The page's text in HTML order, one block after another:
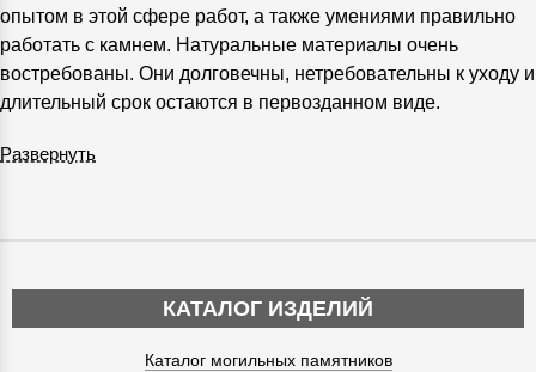
опытом в этой сфере работ, а также умениями правильно
работать с камнем. Натуральные материалы очень
востребованы. Они долговечны, нетребовательны к уходу и
длительный срок остаются в первозданном виде.
Развернуть
КАТАЛОГ ИЗДЕЛИЙ
Каталог могильных памятников